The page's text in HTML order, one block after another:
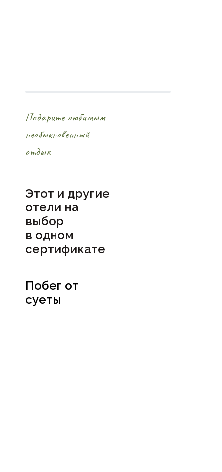
Подарите любимым
необыкновенный
отдых
Этот и другие
отели на
выбор
в одном
сертификате
Побег от
суеты